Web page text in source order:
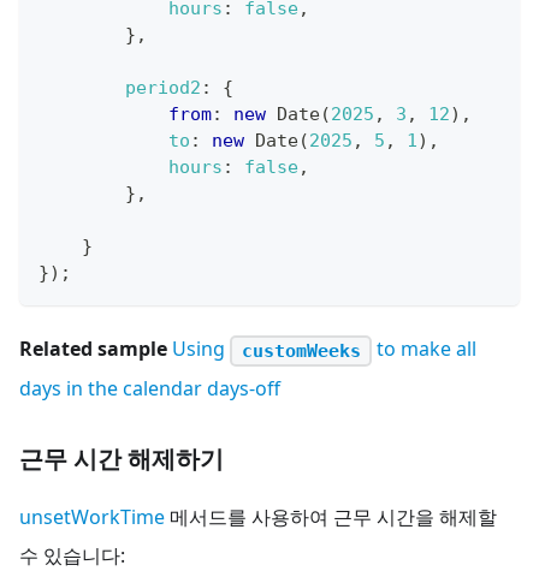
hours : false,
} ,
period2 :
{
from: new Date(2025 , 3 , 12) ,
to : new Date(2025 , 5 , 1) ,
hours : false,
} ,
}
}) ;
Related sample Using customWeeks
to make all
days in the calendar days-off
근무 시간 해제하기
unsetWorkTime 메서드를 사용하여 근무 시간을 해제할
수 있습니다: